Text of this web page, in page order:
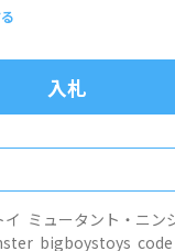
入札
イ ミュータント・ニン
bigboystoys code